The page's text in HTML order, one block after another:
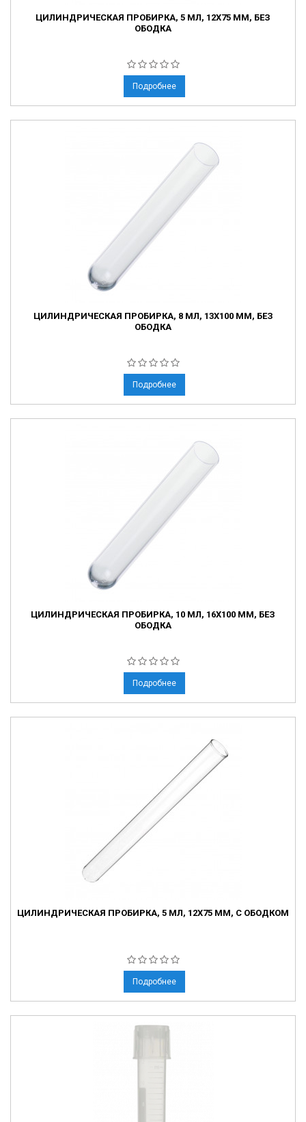
ЦИЛИНДРИЧЕСКАЯ ПРОБИРКА, 5 МЛ, 12Х75 ММ, БЕЗ
ОБОДКА
Подробнее
ЦИЛИНДРИЧЕСКАЯ ПРОБИРКА, 8 МЛ, 13Х100 ММ, БЕЗ
ОБОДКА
Подробнее
ЦИЛИНДРИЧЕСКАЯ ПРОБИРКА, 10 МЛ, 16Х100 ММ, БЕЗ
ОБОДКА
Подробнее
ЦИЛИНДРИЧЕСКАЯ ПРОБИРКА, 5 МЛ, 12Х75 ММ, С ОБОДКОМ
Подробнее